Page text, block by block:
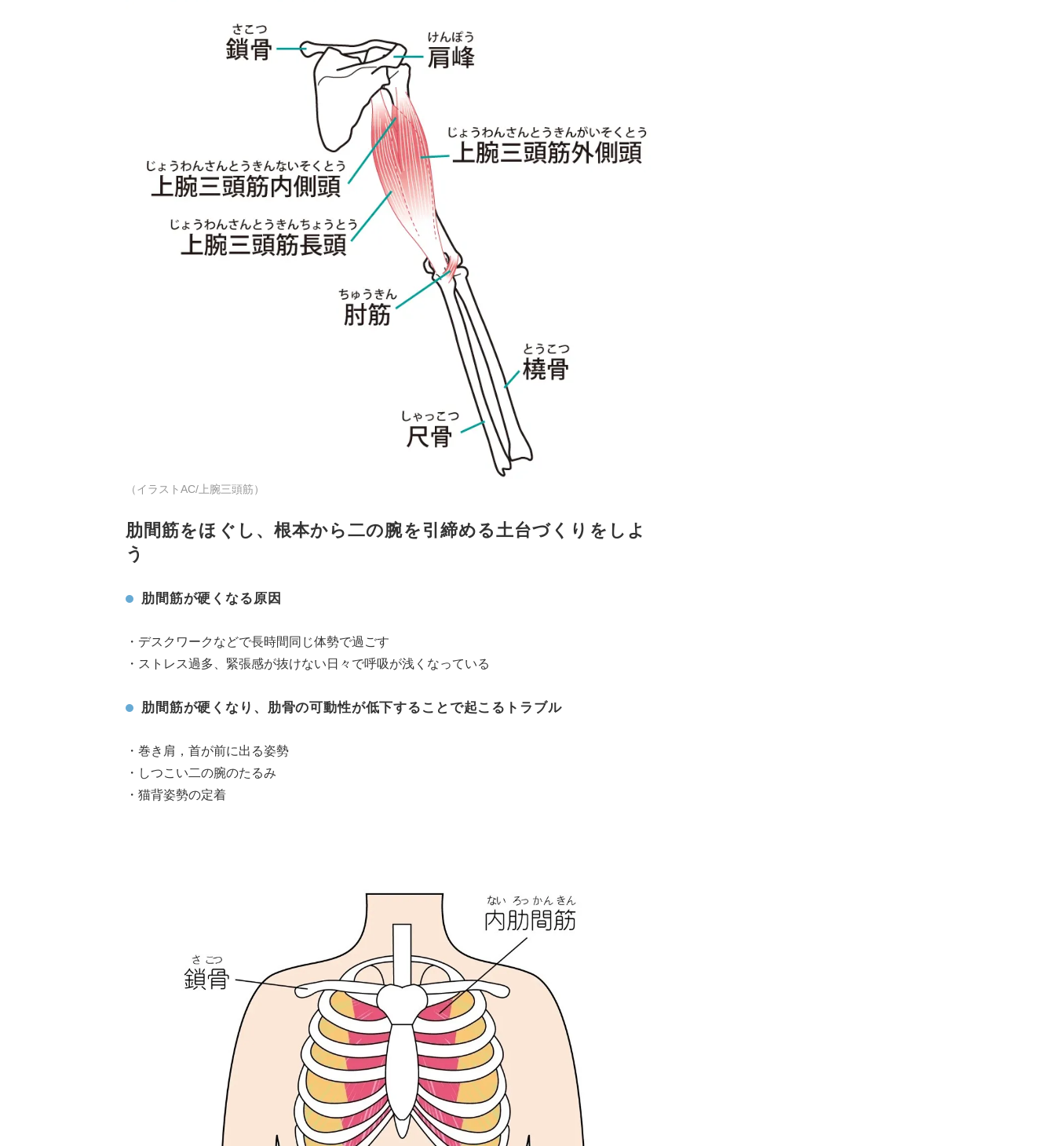
（イラストAC/上腕三頭筋）
肋間筋をほぐし、根本から二の腕を引締める土台づくりをしよ
う
肋間筋が硬くなる原因
・デスクワークなどで長時間同じ体勢で過ごす
・ストレス過多、緊張感が抜けない日々で呼吸が浅くなっている
肋間筋が硬くなり、肋骨の可動性が低下することで起こるトラブル
・巻き肩，首が前に出る姿勢
・しつこい二の腕のたるみ
・猫背姿勢の定着